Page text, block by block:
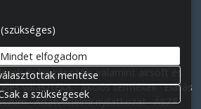
Légiós Military webáruház.
és kiegészítők, valamint airsoft és
választéka. Akciós termékek Elállás
Adatvédelmi nyilatkozat ÁSZF
Mindet elfogadom
mentése
a szükségesek